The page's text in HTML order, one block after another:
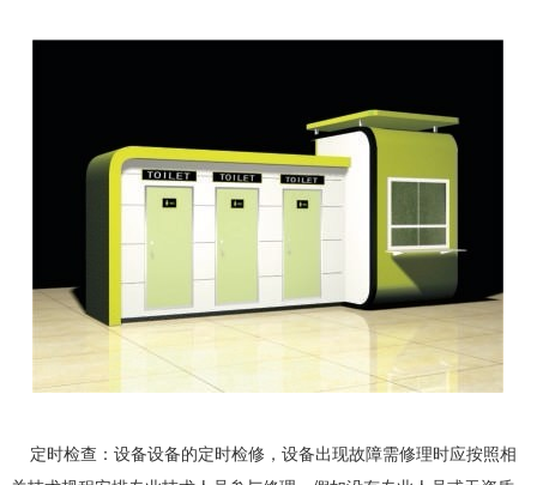
定时检查：设备设备的定时检修，设备出现故障需修理时应按照相